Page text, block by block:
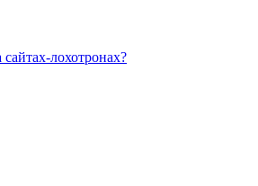
лохотронах?